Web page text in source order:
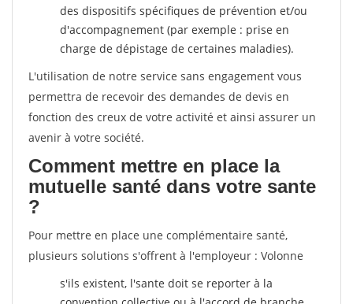
des dispositifs spécifiques de prévention et/ou
d'accompagnement (par exemple : prise en
charge de dépistage de certaines maladies).
L'utilisation de notre service sans engagement vous
permettra de recevoir des demandes de devis en
fonction des creux de votre activité et ainsi assurer un
avenir à votre société.
Comment mettre en place la
mutuelle santé dans votre sante
?
Pour mettre en place une complémentaire santé,
plusieurs solutions s'offrent à l'employeur : Volonne
s'ils existent, l'sante doit se reporter à la